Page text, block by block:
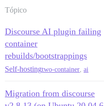
Tópico
Discourse AI plugin failing
container
rebuilds/bootstrappings
Self-hostingtwo-container ai
Migration from discourse